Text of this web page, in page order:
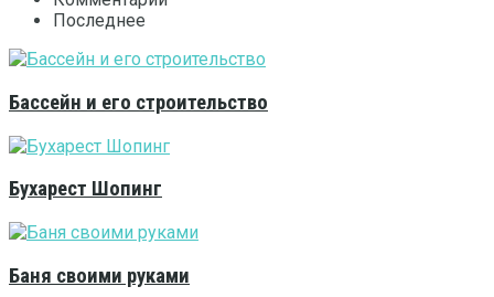
Последнее
Бассейн и его строительство
Бухарест Шопинг
Баня своими руками